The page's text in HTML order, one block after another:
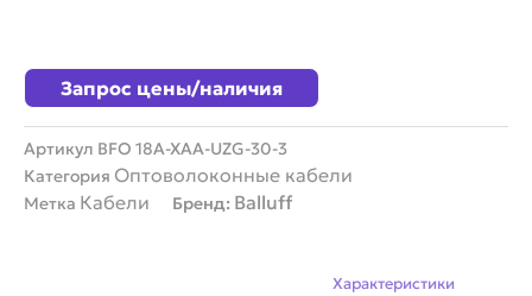
Запрос цены/наличия
Артикул BFO 18A-XAA-UZG-30-3
Категория Оптоволоконные кабели
Метка Кабели Бренд: Balluff
Характеристики